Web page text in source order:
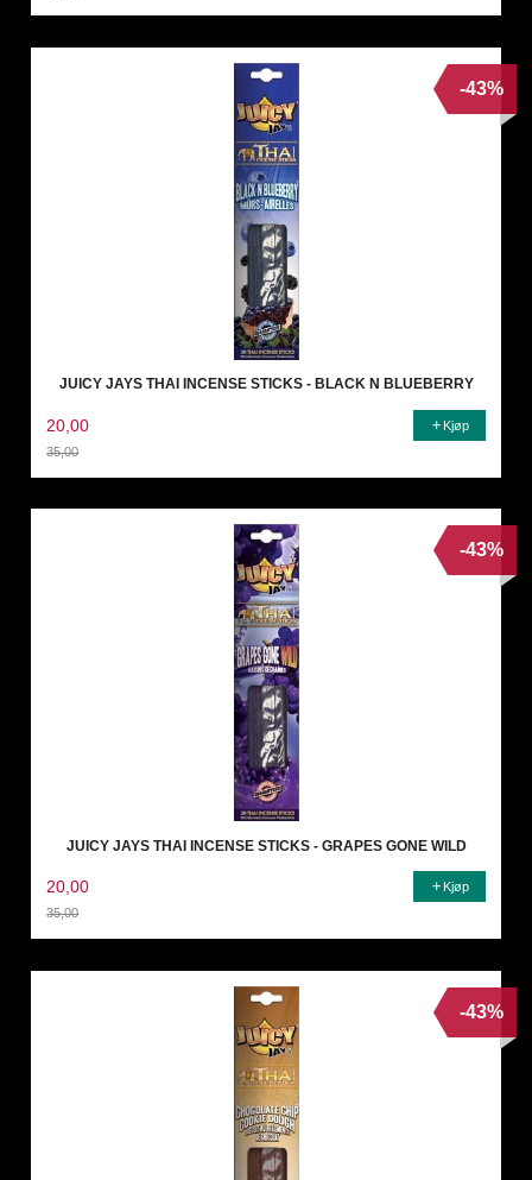
Rabatt
JUICY JAYS THAI INCENSE STICKS - BLACK N BLUEBERRY
20,00
35,00
-43%
Kjøp
JUICY JAYS THAI INCENSE STICKS - GRAPES GONE WILD
20,00
35,00
Rabatt
-43%
Kjøp
-43%